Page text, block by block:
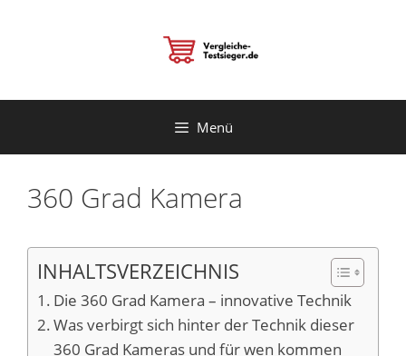
Menü
360 Grad Kamera
INHALTSVERZEICHNIS
Die 360 Grad Kamera – innovative Technik
Was verbirgt sich hinter der Technik dieser
360 Grad Kameras und für wen kommen